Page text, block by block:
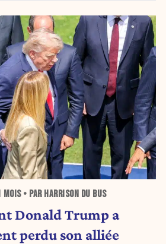
MOIS• PAR HARRISON DU BUS
Donald Trump a
perdu son alliée